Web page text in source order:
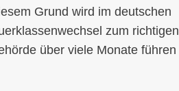
Grund wird im deutschen
zum richtigen
über viele Monate führen